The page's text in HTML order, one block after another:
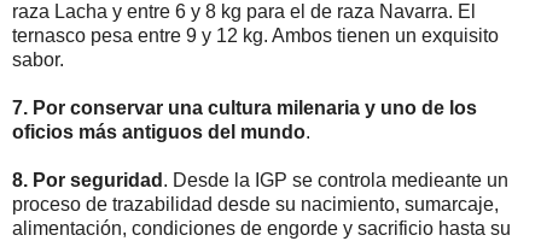
raza Lacha y entre 6 y 8 kg para el de raza Navarra. El
ternasco pesa entre 9 y 12 kg. Ambos tienen un exquisito
sabor.
7. Por conservar una cultura milenaria y uno de los
oficios más antiguos del mundo.
8. Por seguridad . Desde la IGP se controla medieante un
proceso de trazabilidad desde su nacimiento, sumarcaje,
alimentación, condiciones de engorde y sacrificio hasta su